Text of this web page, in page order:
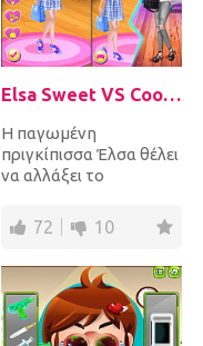
Elsa Sweet VS Cool Style
Η παγωμένη
πριγκίπισσα Έλσα θέλει
να αλλάξει το
χαριτωμένο στυλ της!
Μπορείς να την βοη...
72 10